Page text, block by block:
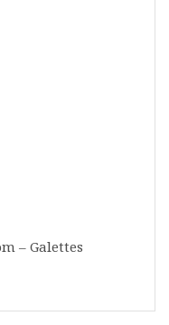
– Galettes